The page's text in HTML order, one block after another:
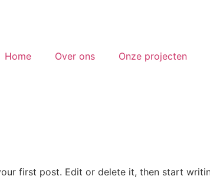
Home Over ons Onze projecten
first post. Edit or delete it, then start